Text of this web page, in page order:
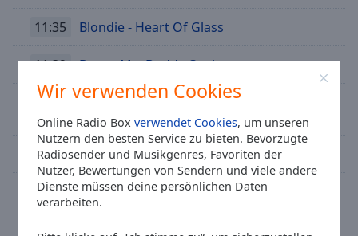
Wir verwenden Cookies
Online Radio Boxverwendet Cookies, um unseren
Nutzern den besten Service zu bieten. Bevorzugte
Radiosender und Musikgenres, Favoriten der
Nutzer, Bewertungen von Sendern und viele andere
Dienste müssen deine persönlichen Daten
verarbeiten.
11:35 Blondie - Heart Of Glass
11:32 Boney M. - Daddy Cool
11:28
Tina Turner - What's Love Got To Do With
It
11:25 Meghan Trainor - All About That Bass
11:21 New Order - Blue Monday 88
11:20 Fahrzeug Service Landwehr - Werbung